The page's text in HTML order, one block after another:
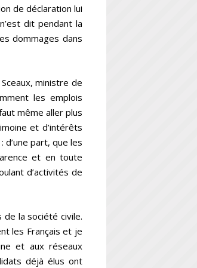
de déclaration lui
dit pendant la
dommages dans
ministre de
les emplois
même aller plus
et d’intérêts
part, que les
et en toute
d’activités de
la société civile.
les Français et je
et aux réseaux
déjà élus ont